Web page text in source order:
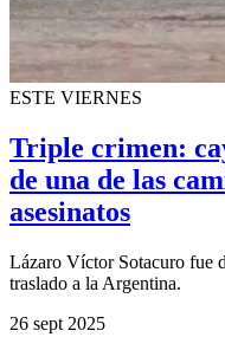
ESTE VIERNES
Triple crimen:
de una de las
asesinatos
Lázaro Víctor Sotacuro fue
traslado a la Argentina.
26 sept 2025